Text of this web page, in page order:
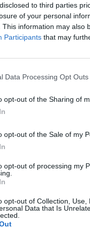
to third parties
of your personal
This information may also
Participants that may
Data Processing Opt Outs
opt-out of the Sharing of
opt-out of the Sale of my
opt-out of processing my
opt-out of Collection,
Data that Is
da
avere un
devono rafforzare
ricandidare
Rudy